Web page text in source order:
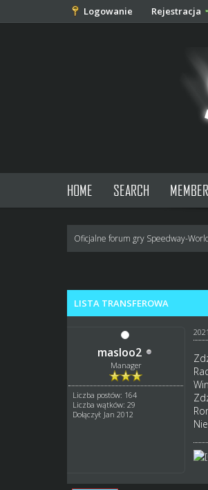
Logowanie Rejestracja
HOME SEARCH
Oficjalne forum gry Speedway-
LISTA TRANSFEROWA
masloo2
Manager
Liczba postów: 164
Liczba wątków: 29
Dołączył: Jan 2012